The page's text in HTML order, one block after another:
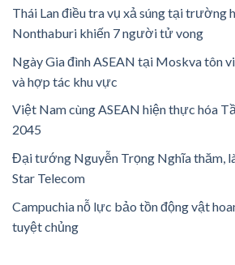
Thái Lan điều tra vụ xả súng tại trường
Nonthaburi khiến 7 người tử vong
Ngày Gia đình ASEAN tại Moskva tôn
và hợp tác khu vực
Việt Nam cùng ASEAN hiện thực hóa
2045
Đại tướng Nguyễn Trọng Nghĩa thăm,
Star Telecom
Campuchia nỗ lực bảo tồn động vật
tuyệt chủng